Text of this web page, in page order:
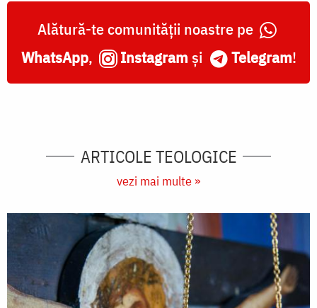
Alătură-te comunității noastre pe
WhatsApp, Instagram și Telegram!
ARTICOLE TEOLOGICE
vezi mai multe »